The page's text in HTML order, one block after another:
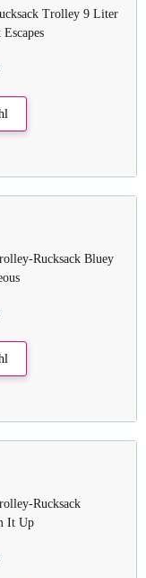
Trolley 9 Liter
Rucksack Bluey
Rucksack
It Up